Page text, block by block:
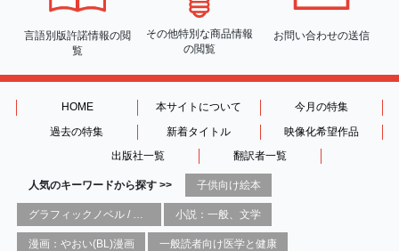
言語別版許諾情報の閲
覧
その他特別な商品情報
の閲覧
お問い合わせの送信
HOME 本サイトについて
今月の特集
過去の特集
新着タイトル
映像化希望作品
出版社一覧
翻訳者一覧
人気のキーワードから探す >> 子供向け絵本
小説：一般、文学
漫画：やおい(BL)漫画 一般読者向け医学と健康